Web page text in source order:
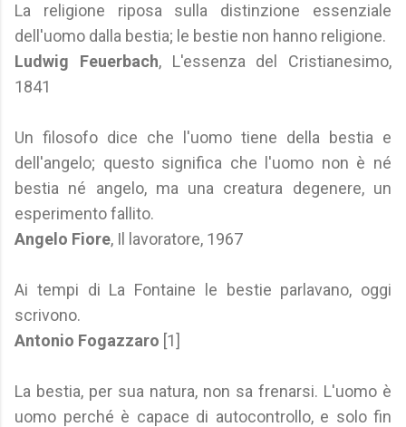
La religione riposa sulla distinzione essenziale
dell'uomo dalla bestia; le bestie non hanno religione.
Ludwig Feuerbach, L'essenza del Cristianesimo,
1841
Un filosofo dice che l'uomo tiene della bestia e
dell'angelo; questo significa che l'uomo non è né
bestia né angelo, ma una creatura degenere, un
esperimento fallito.
Angelo Fiore, Il lavoratore, 1967
Ai tempi di La Fontaine le bestie parlavano, oggi
scrivono.
Antonio Fogazzaro [1]
La bestia, per sua natura, non sa frenarsi. L'uomo è
uomo perché è capace di autocontrollo, e solo fin